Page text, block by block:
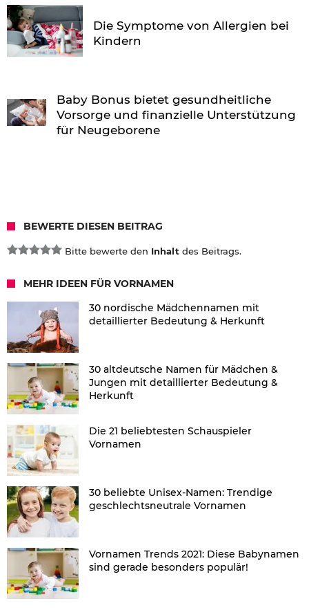
Die Symptome von Allergien bei
Kindern
Baby Bonus bietet gesundheitliche
Vorsorge und finanzielle Unterstützung
für Neugeborene
BEWERTE DIESEN BEITRAG
Bitte bewerte den Inhalt des Beitrags.
MEHR IDEEN FÜR VORNAMEN
30 nordische Mädchennamen mit
detaillierter Bedeutung & Herkunft
30 altdeutsche Namen für Mädchen &
Jungen mit detaillierter Bedeutung &
Herkunft
Die 21 beliebtesten Schauspieler
Vornamen
30 beliebte Unisex-Namen: Trendige
geschlechtsneutrale Vornamen
Vornamen Trends 2021: Diese Babynamen
sind gerade besonders populär!